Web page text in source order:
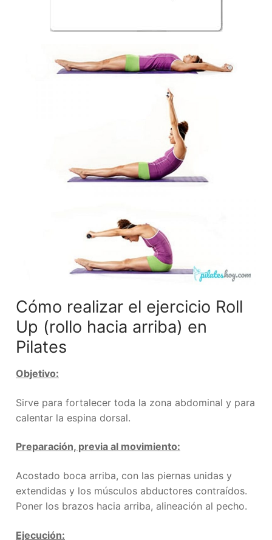
Cómo realizar el ejercicio Roll
Up (rollo hacia arriba) en
Pilates
Objetivo:
Sirve para fortalecer toda la zona abdominal y para
calentar la espina dorsal.
Preparación, previa al movimiento:
Acostado boca arriba, con las piernas unidas y
extendidas y los músculos abductores contraídos.
Poner los brazos hacia arriba, alineación al pecho.
Ejecución: